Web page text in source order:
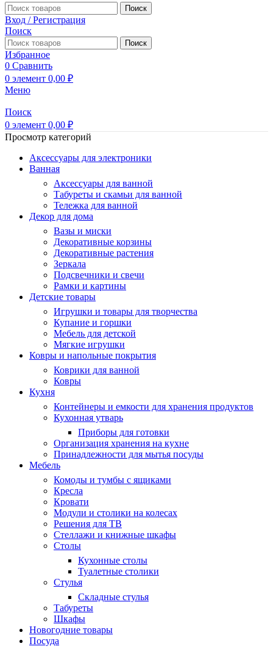
Поиск
Вход / Регистрация
Поиск
Поиск
Избранное
0 Сравнить
0 элемент 0,00 ₽
Меню
Поиск
0 элемент 0,00 ₽
Просмотр категорий
Аксессуары для электроники
Ванная
Аксессуары для ванной
Табуреты и скамьи для ванной
Тележка для ванной
Декор для дома
Вазы и миски
Декоративные корзины
Декоративные растения
Зеркала
Подсвечники и свечи
Рамки и картины
Детские товары
Игрушки и товары для творчества
Купание и горшки
Мебель для детской
Мягкие игрушки
Ковры и напольные покрытия
Коврики для ванной
Ковры
Кухня
Контейнеры и емкости для хранения продуктов
Кухонная утварь
Приборы для готовки
Организация хранения на кухне
Принадлежности для мытья посуды
Мебель
Комоды и тумбы с ящиками
Кресла
Кровати
Модули и столики на колесах
Решения для ТВ
Стеллажи и книжные шкафы
Столы
Кухонные столы
Туалетные столики
Стулья
Складные стулья
Табуреты
Шкафы
Новогодние товары
Посуда